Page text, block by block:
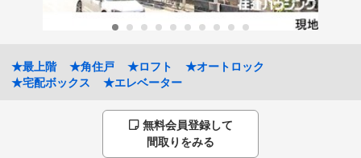
★最上階 ★角住戸 ★ロフト
★オートロック
★宅配ボックス
★エレベーター
無料会員登録して
間取りをみる